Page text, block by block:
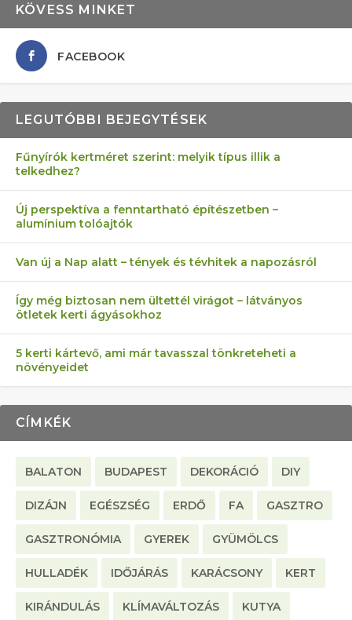
AZ ÖNELLÁTÁS 13 PONTJA
KEZDŐKNEK
6 LEGJOBB NÖVÉNY SZOMSZÉD
ELLEN
MÁRPEDIG A TŰZIJÁTÉK NEM MENŐ!
FÉLREÉRTETT KERTÉSZKEDÉS:
TÉRKŐ ÉS MURVA
AKI ELDOBÁLJA A CIGICSIKKEKET,
AZ EGY KÖ…
KÖVESS MINKET
FACEBOOK
LEGUTÓBBI BEJEGYTÉSEK
Fűnyírók kertméret szerint: melyik típus illik a
telkedhez?
Új perspektíva a fenntartható építészetben –
alumínium tolóajtók
Van új a Nap alatt – tények és tévhitek a napozásról
Így még biztosan nem ültettél virágot – látványos
ötletek kerti ágyásokhoz
5 kerti kártevő, ami már tavasszal tönkreteheti a
növényeidet
CÍMKÉK
BALATON BUDAPEST DEKORÁCIÓ DIY
DIZÁJN EGÉSZSÉG ERDŐ FA GASZTRO
GASZTRONÓMIA GYEREK GYÜMÖLCS
HULLADÉK IDŐJÁRÁS KARÁCSONY KERT
KIRÁNDULÁS KLÍMAVÁLTOZÁS KUTYA